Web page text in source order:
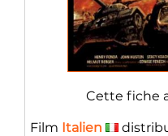
Cette fiche
Film Italien